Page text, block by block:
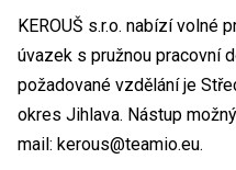
KEROUŠ s.r.o. nabízí volné
úvazek s pružnou pracovní
požadované vzdělání je
okres Jihlava. Nástup
mail: kerous@teamio.eu.